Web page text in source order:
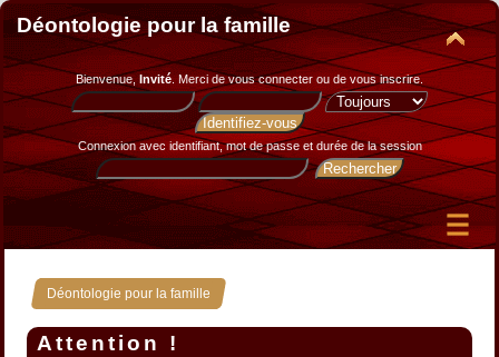
Déontologie pour la famille
Bienvenue, Invité. Merci devous connecter ou de vous inscrire.
Connexion avec identifiant, mot de passe et durée de la session
Déontologie pour la famille
Attention !